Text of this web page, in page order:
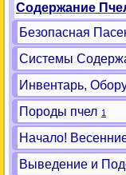
Содержание
Безопасная
Системы
Инвентарь,
Породы пчел 1
Начало!
Выведение и